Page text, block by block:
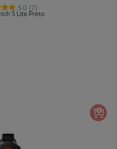
5.0 (7)
5 Lite Preto